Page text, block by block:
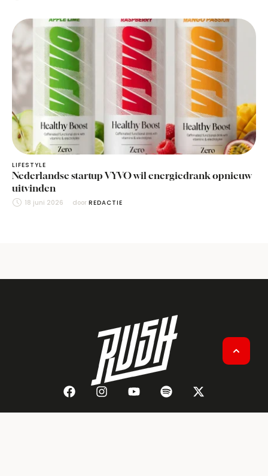
LIFESTYLE
Nederlandse startup VYVO wil energiedrank opnieuw
uitvinden
18 juni 2026 door REDACTIE